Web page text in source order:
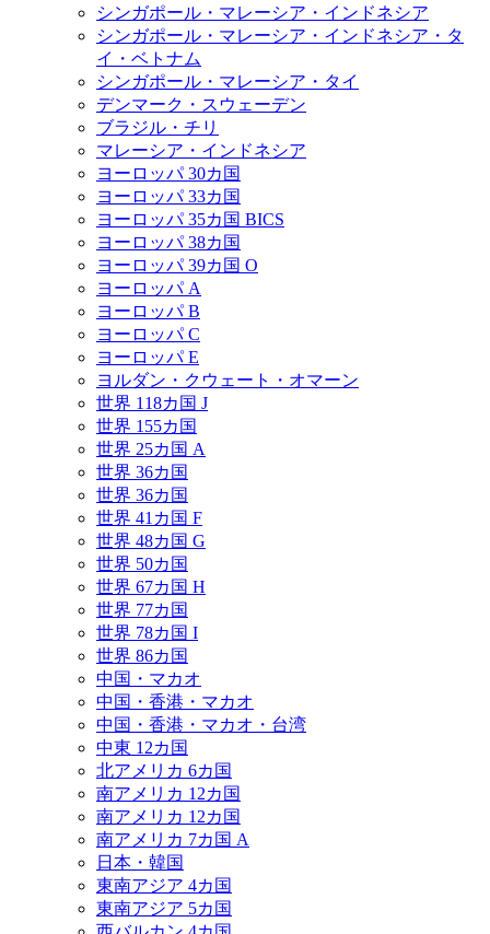
シンガポール・マレーシア・インドネシア
シンガポール・マレーシア・インドネシア・タ
イ・ベトナム
シンガポール・マレーシア・タイ
デンマーク・スウェーデン
ブラジル・チリ
マレーシア・インドネシア
ヨーロッパ 30カ国
ヨーロッパ 33カ国
ヨーロッパ 35カ国 BICS
ヨーロッパ 38カ国
ヨーロッパ 39カ国 O
ヨーロッパ A
ヨーロッパ B
ヨーロッパ C
ヨーロッパ E
ヨルダン・クウェート・オマーン
世界 118カ国 J
世界 155カ国
世界 25カ国 A
世界 36カ国
世界 36カ国
世界 41カ国 F
世界 48カ国 G
世界 50カ国
世界 67カ国 H
世界 77カ国
世界 78カ国 I
世界 86カ国
中国・マカオ
中国・香港・マカオ
中国・香港・マカオ・台湾
中東 12カ国
北アメリカ 6カ国
南アメリカ 12カ国
南アメリカ 12カ国
南アメリカ 7カ国 A
日本・韓国
東南アジア 4カ国
東南アジア 5カ国